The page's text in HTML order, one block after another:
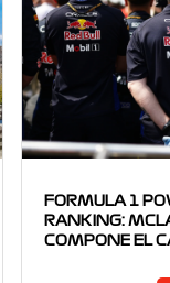
FORMULA 1
RANKING:
COMPONE EL